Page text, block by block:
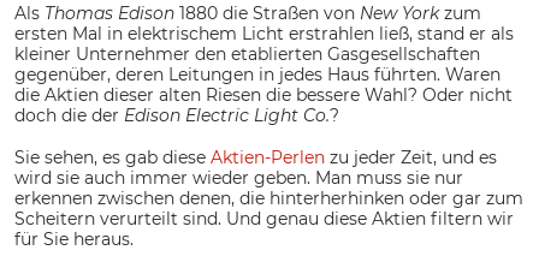
Als Thomas Edison 1880 die Straßen von New Yorkzum
ersten Mal in elektrischem Licht erstrahlen ließ, stand er als
kleiner Unternehmer den etablierten Gasgesellschaften
gegenüber, deren Leitungen in jedes Haus führten. Waren
die Aktien dieser alten Riesen die bessere Wahl? Oder nicht
doch die der Edison Electric Light Co.?
Sie sehen, es gab diese Aktien-Perlen zu jeder Zeit, und es
wird sie auch immer wieder geben. Man muss sie nur
erkennen zwischen denen, die hinterherhinken oder gar zum
Scheitern verurteilt sind. Und genau diese Aktien filtern wir
für Sie heraus.